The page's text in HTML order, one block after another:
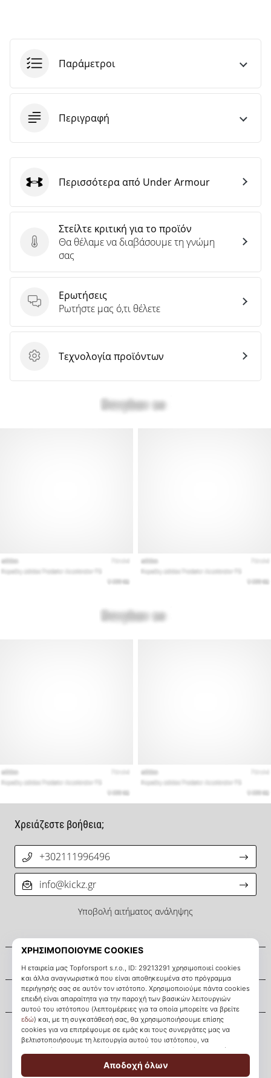
Παράμετροι
Περιγραφή
Στείλτε κριτική για το προϊόν
Στείλτε κριτική για το προϊόν
Θα θέλαμε να διαβάσουμε τη γνώμη
σας
Ερωτήσεις
Ερωτήσεις
Ρωτήστε μας ό,τι θέλετε
Τεχνολογία προϊόντων
Τεχνολογία προϊόντων
Under Armour
Περισσότερα από Under Armour
Σχετικά μ' εμάς
Εξυπηρέτηση πελατών
Χρειάζεστε βοήθεια;
+302111996496
info@kickz.gr
Υποβολή αιτήματος ανάληψης